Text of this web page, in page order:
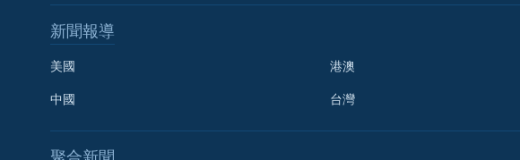
新聞報導
美國
中國
港澳
台灣